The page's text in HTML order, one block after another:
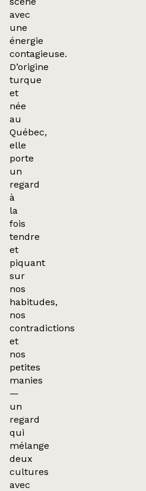
avec
une
énergie
contagieuse.
D’origine
turque
et
née
au
Québec,
elle
porte
un
regard
à
la
fois
tendre
et
piquant
sur
nos
habitudes,
nos
contradictions
et
nos
petites
manies
—
un
regard
qui
mélange
deux
cultures
avec